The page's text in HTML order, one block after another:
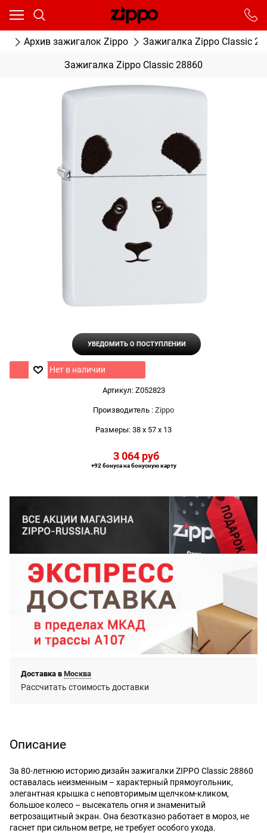
Архив зажигалок Zippo Зажигалка Zippo Classic
Зажигалка Zippo Classic 28860
УВЕДОМИТЬ О ПОСТУПЛЕНИИ
Нет в наличии
Артикул: Z052823
Производитель : Zippo
Размеры: 38 x 57 x 13
3 064 руб
+92 бонуса на бонусную карту
Доставка в Москва
Рассчитать стоимость доставки
Описание
За 80-летнюю историю дизайн зажигалки ZIPPO Classic 28860
оставалась неизменным – характерный прямоугольник,
элегантная крышка с неповторимым щелчком-кликом,
большое колесо – высекатель огня и знаменитый
ветрозащитный экран. Она безотказно работает в мороз, не
гаснет при сильном ветре, не требует особого ухода.
Ваш город - Москва,
От выбранного города зависят сроки доставки